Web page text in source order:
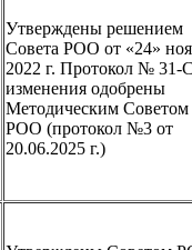
Утверждены решением
Совета РОО от «24»
2022 г. Протокол № 31-
изменения одобрены
Методическим Советом
РОО (протокол №3 от
20.06.2025 г.)